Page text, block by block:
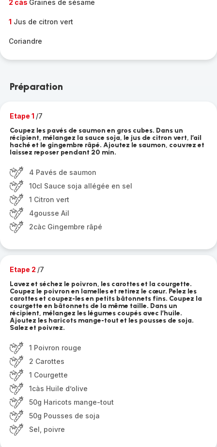
2 càs Graines de sésame
1 Jus de citron vert
Coriandre
Préparation
Etape 1 /7
Coupez les pavés de saumon en gros cubes. Dans un
récipient, mélangez la sauce soja, le jus de citron vert, l’ail
haché et le gingembre râpé. Ajoutez le saumon, couvrez et
laissez reposer pendant 20 min.
4 Pavés de saumon
10cl Sauce soja allégée en sel
1 Citron vert
4gousse Ail
2càc Gingembre râpé
Etape 2 /7
Lavez et séchez le poivron, les carottes et la courgette.
Coupez le poivron en lamelles et retirez le cœur. Pelez les
carottes et coupez-les en petits bâtonnets fins. Coupez la
courgette en bâtonnets de la même taille. Dans un
récipient, mélangez les légumes coupés avec l’huile.
Ajoutez les haricots mange-tout et les pousses de soja.
Salez et poivrez.
1 Poivron rouge
2 Carottes
1 Courgette
1càs Huile d’olive
50g Haricots mange-tout
50g Pousses de soja
Sel, poivre